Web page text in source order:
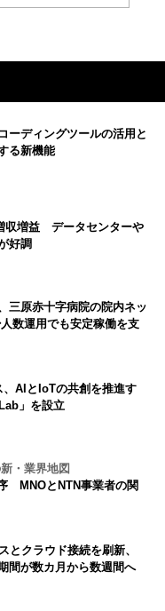
ーディングツールの活用と
る新機能
収増益 データセンターや
好調
三原赤十字病院の院内ネッ
数運用でも安定稼働を支
、AIとIoTの共創を推進す
」を設立
・業界地図
MNOとNTN事業者の関
とクラウド接続を刷新、
間が数カ月から数週間へ